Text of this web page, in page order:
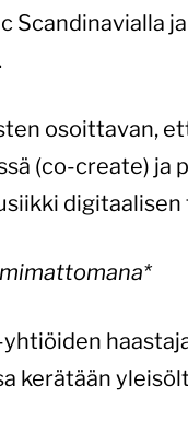
Scandinavialla
osoittavan,
(co-create) ja
kerätään